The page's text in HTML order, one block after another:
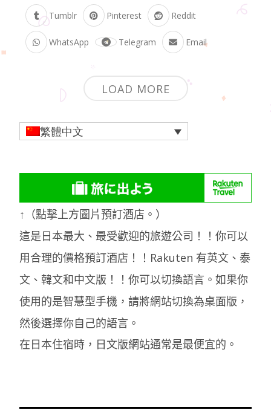
Tumblr Pinterest Reddit
WhatsApp Telegram Email
LOAD MORE
繁體中文
↑（點擊上方圖片預訂酒店。）
這是日本最大、最受歡迎的旅遊公司！！你可以
用合理的價格預訂酒店！！Rakuten 有英文、泰
文、韓文和中文版！！你可以切換語言。如果你
使用的是智慧型手機，請將網站切換為桌面版，
然後選擇你自己的語言。
在日本住宿時，日文版網站通常是最便宜的。